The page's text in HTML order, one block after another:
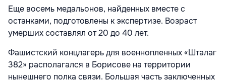
Еще восемь медальонов, найденных вместе с
останками, подготовлены к экспертизе. Возраст
умерших составлял от 20 до 40 лет.
Фашистский концлагерь для военнопленных «Шталаг
382» располагался в Борисове на территории
нынешнего полка связи. Большая часть заключенных